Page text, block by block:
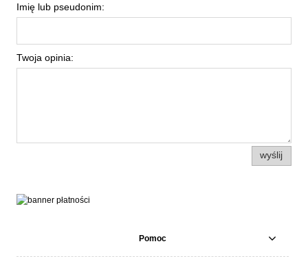
Imię lub pseudonim:
Twoja opinia:
wyślij
Pomoc